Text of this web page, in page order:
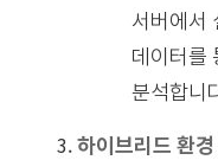
서버에서
데이터를
분석합니
하이브리드 환